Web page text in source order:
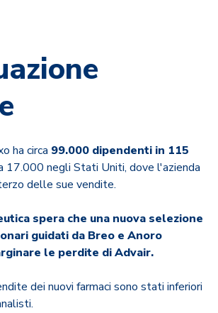
ha circa 99.000 dipendenti in 115
17.000 negli Stati Uniti, dove l'azienda
delle sue vendite.
spera che una nuova selezione
guidati da Breo e Anoro
le perdite di Advair.
dei nuovi farmaci sono stati inferiori